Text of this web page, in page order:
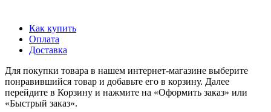
Как купить
Оплата
Доставка
Для покупки товара в нашем интернет-магазине выберите
понравившийся товар и добавьте его в корзину. Далее
перейдите в Корзину и нажмите на «Оформить заказ» или
«Быстрый заказ».